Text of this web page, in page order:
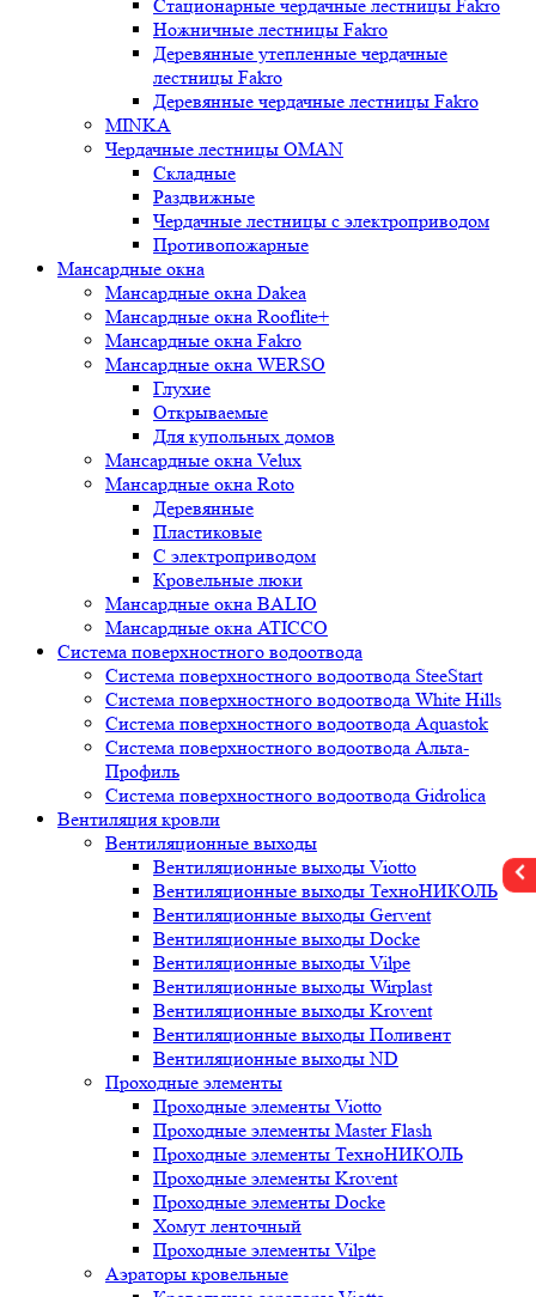
Стационарные чердачные лестницы Fakro
Ножничные лестницы Fakro
Деревянные утепленные чердачные
лестницы Fakro
Деревянные чердачные лестницы Fakro
MINKA
Чердачные лестницы OMAN
Складные
Раздвижные
Чердачные лестницы с электроприводом
Противопожарные
Мансардные окна
Мансардные окна Dakea
Мансардные окна Rooflite+
Мансардные окна Fakro
Мансардные окна WERSO
Глухие
Открываемые
Для купольных домов
Мансардные окна Velux
Мансардные окна Roto
Деревянные
Пластиковые
С электроприводом
Кровельные люки
Мансардные окна BALIO
Мансардные окна ATICCO
Система поверхностного водоотвода
Система поверхностного водоотвода SteeStart
Система поверхностного водоотвода White Hills
Система поверхностного водоотвода Aquastok
Система поверхностного водоотвода Альта-
Профиль
Система поверхностного водоотвода Gidrolica
Вентиляция кровли
Вентиляционные выходы
Вентиляционные выходы Viotto
Вентиляционные выходы ТехноНИКОЛЬ
Вентиляционные выходы Gervent
Вентиляционные выходы Docke
Вентиляционные выходы Vilpe
Вентиляционные выходы Wirplast
Вентиляционные выходы Krovent
Вентиляционные выходы Поливент
Вентиляционные выходы ND
Проходные элементы
Проходные элементы Viotto
Проходные элементы Master Flash
Проходные элементы ТехноНИКОЛЬ
Проходные элементы Krovent
Проходные элементы Docke
Хомут ленточный
Проходные элементы Vilpe
Аэраторы кровельные